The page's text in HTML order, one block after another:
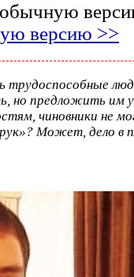
версию >>
трудоспособные
но предложить им
чиновники не
Может, дело в